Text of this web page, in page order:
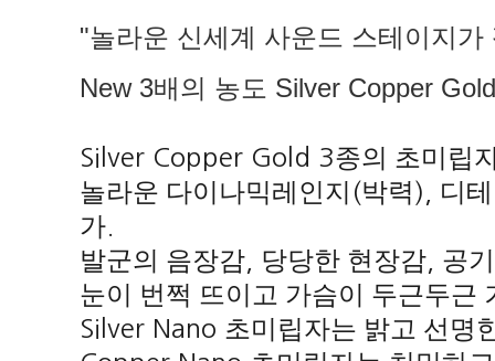
"놀라운 신세계 사운드 스테이지
New 3배의 농도 Silver Copper
Silver Copper Gold 3종의 초미립
놀라운 다이나믹레인지 (박력), 디
가
발군의 음장감 당당한 현장감 공
눈이 번쩍 뜨이고 가슴이 두근두근
Silver Nano 초미립자는 밝고 선명